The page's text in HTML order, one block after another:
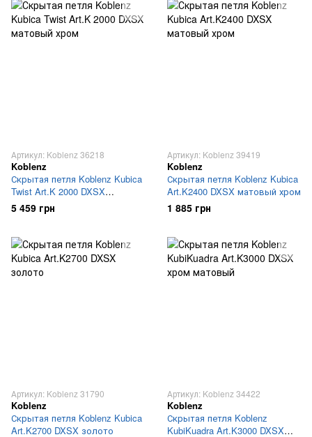
Артикул: Koblenz 36218
Koblenz
Скрытая петля Koblenz Kubica
Twist Art.K 2000 DXSX
матовый хром
5 459 грн
Артикул: Koblenz 39419
Koblenz
Скрытая петля Koblenz Kubica
Art.K2400 DXSX матовый хром
1 885 грн
Артикул: Koblenz 31790
Koblenz
Скрытая петля Koblenz Kubica
Art.K2700 DXSX золото
Артикул: Koblenz 34422
Koblenz
Скрытая петля Koblenz
KubiKuadra Art.K3000 DXSX